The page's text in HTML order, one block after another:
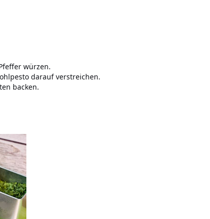
würzen.
darauf verstreichen.
backen.